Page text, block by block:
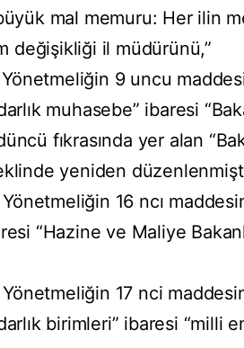
mal memuru: Her ilin
değişikliği il müdürünü,”
9 uncu
muhasebe” ibaresi
fıkrasında yer alan
yeniden
16 ncı
“Hazine ve Maliye
17 nci
birimleri” ibaresi “milli